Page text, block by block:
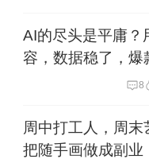
AI的尽头是平庸？
容，数据稳了，爆
8
周中打工人，周末
把随手画做成副业